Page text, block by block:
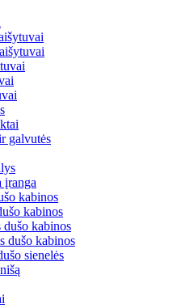
galvutės
įranga
kabinos
kabinos
dušo kabinos
dušo kabinos
sienelės